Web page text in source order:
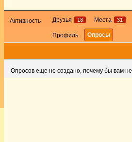
Активность Друзья 18 Места 31
Профиль Опросы
Опросов еще не создано, почему бы вам не